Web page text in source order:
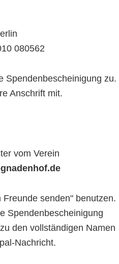
080562
Spendenbescheinigung zu.
Anschrift mit.
vom Verein
senden" benutzen.
Spendenbescheinigung
den vollständigen Namen
Nachricht.